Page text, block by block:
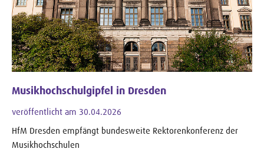
Musikhochschulgipfel in Dresden
veröffentlicht am 30.04.2026
HfM Dresden empfängt bundesweite Rektorenkonferenz der
Musikhochschulen